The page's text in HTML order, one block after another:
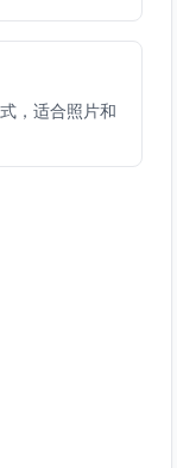
，适合照片和